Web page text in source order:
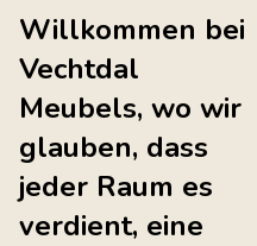
Willkommen bei
Vechtdal
Meubels, wo wir
glauben, dass
jeder Raum es
verdient, eine